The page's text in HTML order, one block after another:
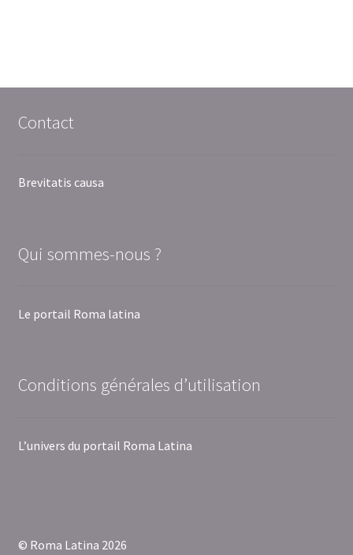
Contact
Brevitatis causa
Qui sommes-nous ?
Le portail Roma latina
Conditions générales d’utilisation
L’univers du portail Roma Latina
© Roma Latina 2026